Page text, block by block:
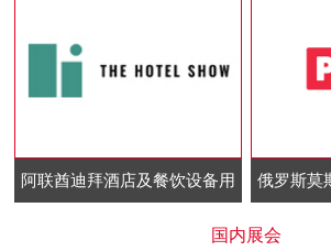
阿联酋迪拜酒店及餐饮设备用 俄罗斯莫
国内展会